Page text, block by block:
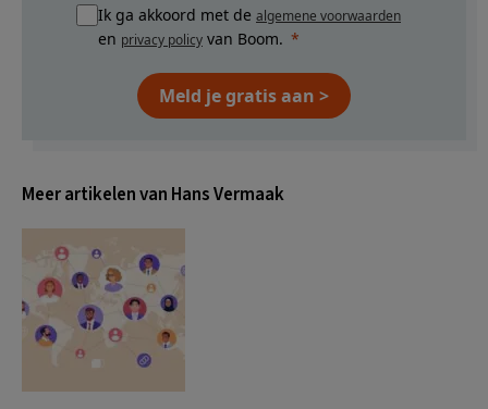
Ik ga akkoord met de algemene voorwaarden
en privacy policy van Boom.
Meld je gratis aan >
Meer artikelen van Hans Vermaak